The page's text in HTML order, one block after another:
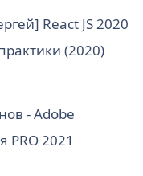
React JS 2020
(2020)
- Adobe
PRO 2021